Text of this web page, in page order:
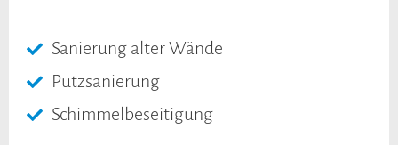
Sanierung alter Wände
Putzsanierung
Schimmelbeseitigung